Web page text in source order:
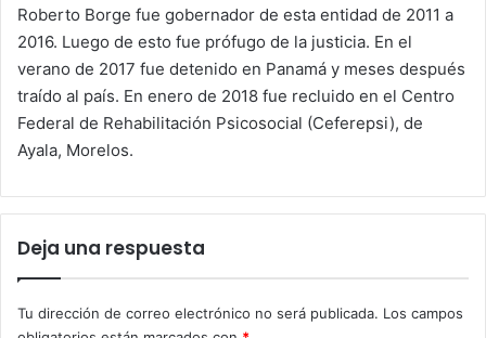
Roberto Borge fue gobernador de esta entidad de 2011 a
2016. Luego de esto fue prófugo de la justicia. En el
verano de 2017 fue detenido en Panamá y meses después
traído al país. En enero de 2018 fue recluido en el Centro
Federal de Rehabilitación Psicosocial (Ceferepsi), de
Ayala, Morelos.
Deja una respuesta
Tu dirección de correo electrónico no será publicada. Los campos